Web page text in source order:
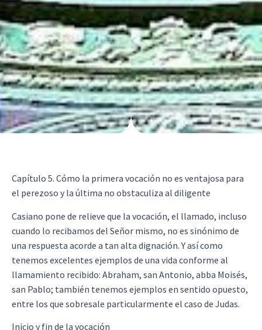
Capítulo 5. Cómo la primera vocación no es ventajosa para
el perezoso y la última no obstaculiza al diligente
Casiano pone de relieve que la vocación, el llamado, incluso
cuando lo recibamos del Señor mismo, no es sinónimo de
una respuesta acorde a tan alta dignación. Y así como
tenemos excelentes ejemplos de una vida conforme al
llamamiento recibido: Abraham, san Antonio, abba Moisés,
san Pablo; también tenemos ejemplos en sentido opuesto,
entre los que sobresale particularmente el caso de Judas.
Inicio y fin de la vocación